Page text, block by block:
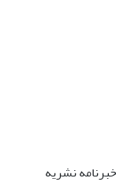
نشریه